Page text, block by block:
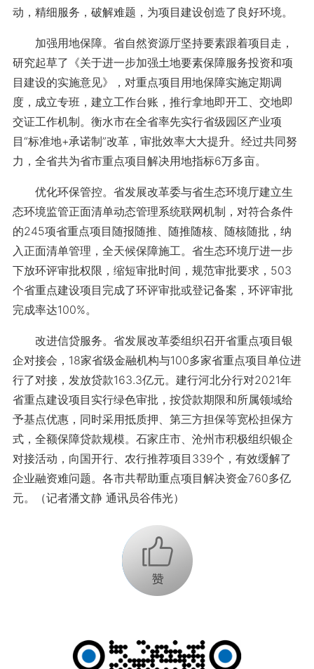
动，精细服务，破解难题，为项目建设创造了良好环境。
加强用地保障。省自然资源厅坚持要素跟着项目走，
研究起草了《关于进一步加强土地要素保障服务投资和项
目建设的实施意见》，对重点项目用地保障实施定期调
度，成立专班，建立工作台账，推行拿地即开工、交地即
交证工作机制。衡水市在全省率先实行省级园区产业项
目“标准地+承诺制”改革，审批效率大大提升。经过共同努
力，全省共为省市重点项目解决用地指标6万多亩。
优化环保管控。省发展改革委与省生态环境厅建立生
态环境监管正面清单动态管理系统联网机制，对符合条件
的245项省重点项目随报随推、随推随核、随核随批，纳
入正面清单管理，全天候保障施工。省生态环境厅进一步
下放环评审批权限，缩短审批时间，规范审批要求，503
个省重点建设项目完成了环评审批或登记备案，环评审批
完成率达100%。
改进信贷服务。省发展改革委组织召开省重点项目银
企对接会，18家省级金融机构与100多家省重点项目单位进
行了对接，发放贷款163.3亿元。建行河北分行对2021年
省重点建设项目实行绿色审批，按贷款期限和所属领域给
予基点优惠，同时采用抵质押、第三方担保等宽松担保方
式，全额保障贷款规模。石家庄市、沧州市积极组织银企
对接活动，向国开行、农行推荐项目339个，有效缓解了
企业融资难问题。各市共帮助重点项目解决资金760多亿
元。（记者潘文静 通讯员谷伟光）
+1